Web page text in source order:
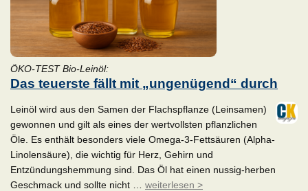
ÖKO-TEST Bio-Leinöl:
Das teuerste fällt mit „ungenügend“ durch
Leinöl wird aus den Samen der Flachspflanze (Leinsamen)
gewonnen und gilt als eines der wertvollsten pflanzlichen
Öle. Es enthält besonders viele Omega-3-Fettsäuren (Alpha-
Linolensäure), die wichtig für Herz, Gehirn und
Entzündungshemmung sind. Das Öl hat einen nussig-herben
Geschmack und sollte nicht … weiterlesen >